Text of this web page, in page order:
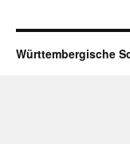
Württembergische